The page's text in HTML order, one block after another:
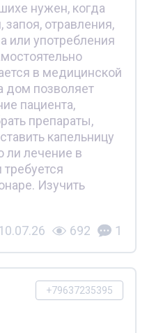
нужен, когда
запоя, отравления,
или употребления
в медицинской
дом позволяет
пациента,
препараты,
капельницу
ли лечение в
Изучить
692 1
+79637235395